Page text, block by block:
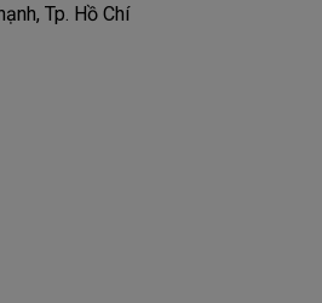
Tp. Hồ Chí